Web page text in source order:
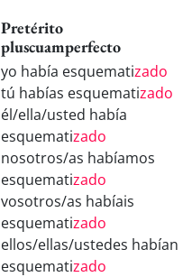
Pretérito
pluscuamperfecto
yo había esquematizado
tú habías esquematizado
él/ella/usted había
esquematizado
nosotros/as habíamos
esquematizado
vosotros/as habíais
esquematizado
ellos/ellas/ustedes habían
esquematizado